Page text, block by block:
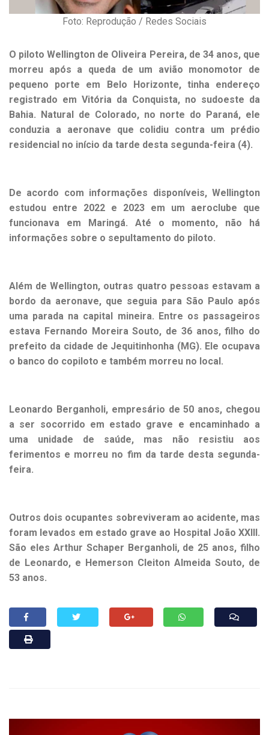
Foto: Reprodução / Redes Sociais
O piloto Wellington de Oliveira Pereira, de 34 anos, que
morreu após a queda de um avião monomotor de
pequeno porte em Belo Horizonte, tinha endereço
registrado em Vitória da Conquista, no sudoeste da
Bahia. Natural de Colorado, no norte do Paraná, ele
conduzia a aeronave que colidiu contra um prédio
residencial no início da tarde desta segunda-feira (4).
De acordo com informações disponíveis, Wellington
estudou entre 2022 e 2023 em um aeroclube que
funcionava em Maringá. Até o momento, não há
informações sobre o sepultamento do piloto.
Além de Wellington, outras quatro pessoas estavam a
bordo da aeronave, que seguia para São Paulo após
uma parada na capital mineira. Entre os passageiros
estava Fernando Moreira Souto, de 36 anos, filho do
prefeito da cidade de Jequitinhonha (MG). Ele ocupava
o banco do copiloto e também morreu no local.
Leonardo Berganholi, empresário de 50 anos, chegou
a ser socorrido em estado grave e encaminhado a
uma unidade de saúde, mas não resistiu aos
ferimentos e morreu no fim da tarde desta segunda-
feira.
Outros dois ocupantes sobreviveram ao acidente, mas
foram levados em estado grave ao Hospital João XXIII.
São eles Arthur Schaper Berganholi, de 25 anos, filho
de Leonardo, e Hemerson Cleiton Almeida Souto, de
53 anos.